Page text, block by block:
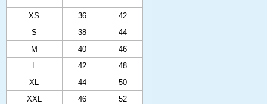
XS 36
42
S
38
44
M
40
46
L
42
48
XL
44
50
XXL
46
52